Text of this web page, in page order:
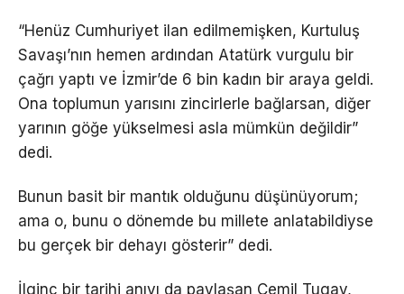
“Henüz Cumhuriyet ilan edilmemişken, Kurtuluş
Savaşı’nın hemen ardından Atatürk vurgulu bir
çağrı yaptı ve İzmir’de 6 bin kadın bir araya geldi.
Ona toplumun yarısını zincirlerle bağlarsan, diğer
yarının göğe yükselmesi asla mümkün değildir”
dedi.
Bunun basit bir mantık olduğunu düşünüyorum;
ama o, bunu o dönemde bu millete anlatabildiyse
bu gerçek bir dehayı gösterir” dedi.
İlginç bir tarihi anıyı da paylaşan Cemil Tugay,